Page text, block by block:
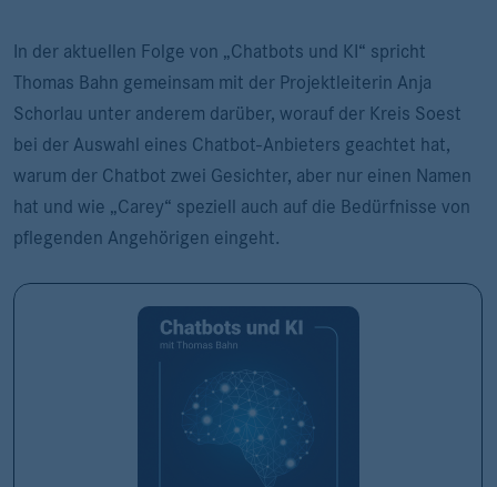
In der aktuellen Folge von „Chatbots und KI“ spricht
Thomas Bahn gemeinsam mit der Projektleiterin Anja
Schorlau unter anderem darüber, worauf der Kreis Soest
bei der Auswahl eines Chatbot-Anbieters geachtet hat,
warum der Chatbot zwei Gesichter, aber nur einen Namen
hat und wie „Carey“ speziell auch auf die Bedürfnisse von
pflegenden Angehörigen eingeht.